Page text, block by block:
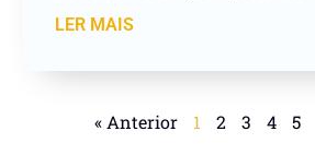
LER MAIS
« Anterior 1 2 3 4 5